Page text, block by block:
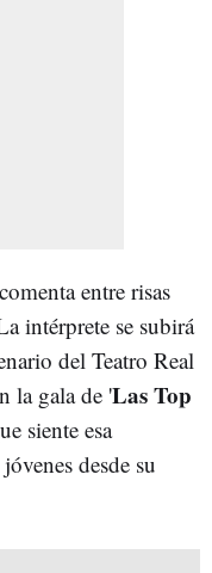
entre risas
intérprete se subirá
del Teatro Real
la gala de 'Las Top
siente esa
desde su